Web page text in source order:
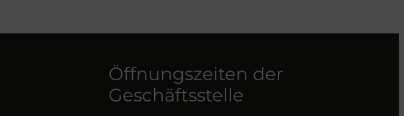
Öffnungszeiten der
Geschäftsstelle